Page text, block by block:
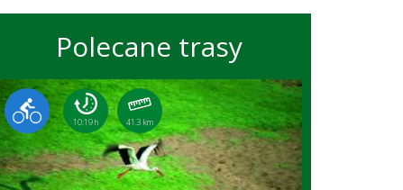
Polecane trasy
10:19 h 41.3 km